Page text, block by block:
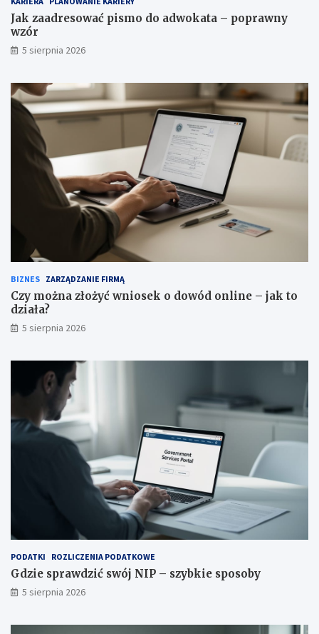
Jak zaadresować pismo do adwokata – poprawny
wzór
5 sierpnia 2026
BIZNES ZARZĄDZANIE FIRMĄ
Czy można złożyć wniosek o dowód online – jak to
działa?
5 sierpnia 2026
PODATKI ROZLICZENIA PODATKOWE
Gdzie sprawdzić swój NIP – szybkie sposoby
5 sierpnia 2026